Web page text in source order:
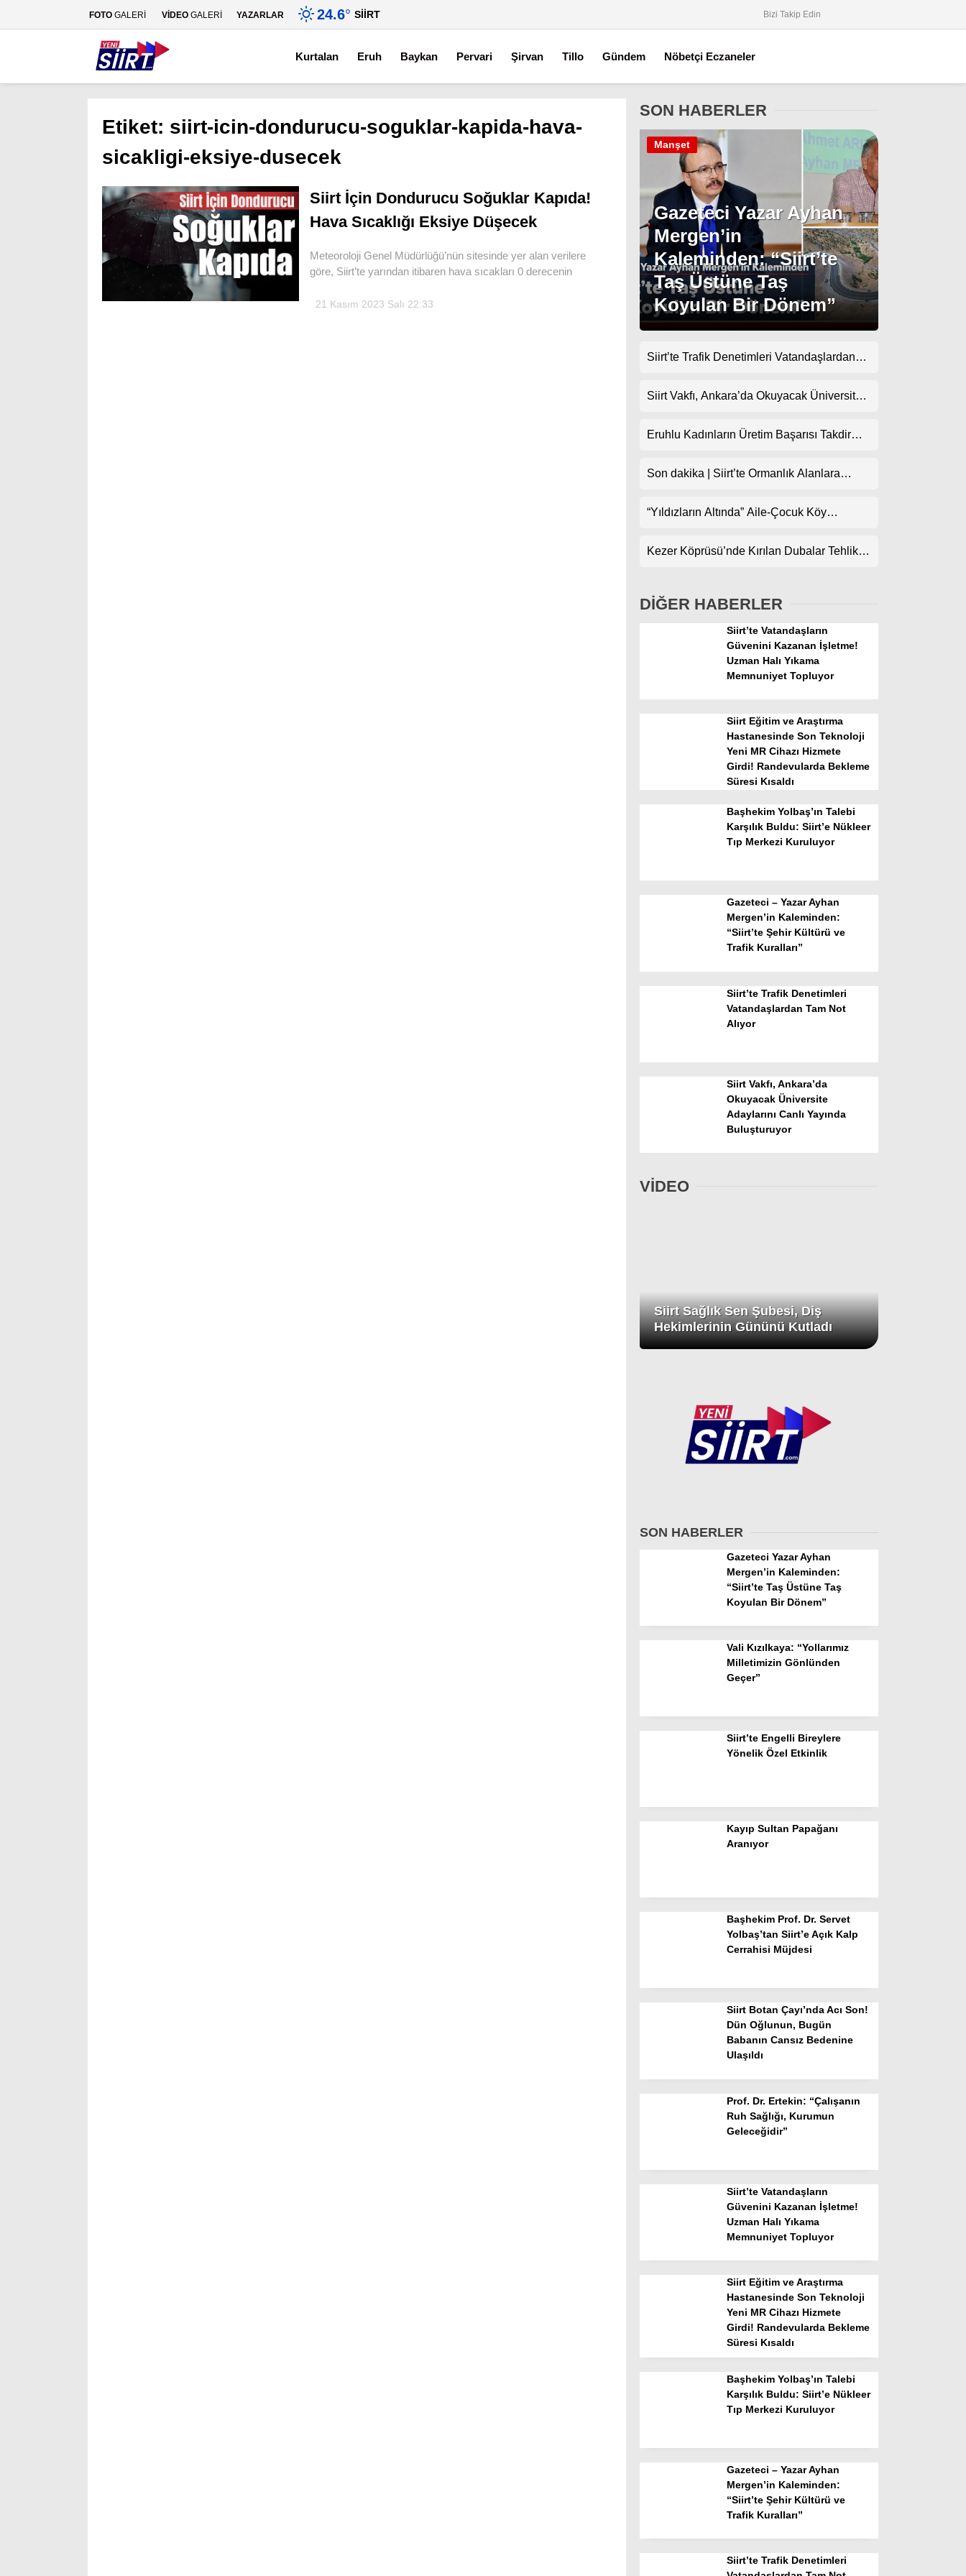
Gündem
Ekonomi
Spor
WhatsApp İhbar Hattı
FOTO GALERİ VİDEO GALERİ YAZARLAR 24.6° SIIRT Bizi Takip Edin
Kurtalan Eruh Baykan Pervari Şirvan Tillo Gündem Nöbetçi Eczaneler
Etiket: siirt-icin-dondurucu-soguklar-kapida-hava-
sicakligi-eksiye-dusecek
Siirt İçin Dondurucu Soğuklar Kapıda!
Hava Sıcaklığı Eksiye Düşecek
Meteoroloji Genel Müdürlüğü’nün sitesinde yer alan verilere
göre, Siirt’te yarından itibaren hava sıcakları 0 derecenin
21 Kasım 2023 Salı 22:33
SON HABERLER
Gazeteci Yazar Ayhan
Mergen’in
Kaleminden: “Siirt’te
Taş Üstüne Taş
Koyulan Bir Dönem”
Manşet
Siirt’te Trafik Denetimleri Vatandaşlardan
Siirt Vakfı, Ankara’da Okuyacak Üniversite
Eruhlu Kadınların Üretim Başarısı Takdir
Son dakika | Siirt’te Ormanlık Alanlara
“Yıldızların Altında” Aile-Çocuk Köy
Köylerindeki Çocuklarla Buluşuyor
Kezer Köprüsü’nde Kırılan Dubalar Tehlike
DİĞER HABERLER
Siirt’te Vatandaşların
Güvenini Kazanan İşletme!
Uzman Halı Yıkama
Memnuniyet Topluyor
Siirt Eğitim ve Araştırma
Hastanesinde Son Teknoloji
Yeni MR Cihazı Hizmete
Girdi! Randevularda Bekleme
Süresi Kısaldı
Başhekim Yolbaş’ın Talebi
Karşılık Buldu: Siirt’e Nükleer
Tıp Merkezi Kuruluyor
Gazeteci – Yazar Ayhan
Mergen’in Kaleminden:
“Siirt’te Şehir Kültürü ve
Trafik Kuralları”
Siirt’te Trafik Denetimleri
Vatandaşlardan Tam Not
Alıyor
Siirt Vakfı, Ankara’da
Okuyacak Üniversite
Adaylarını Canlı Yayında
Buluşturuyor
VİDEO
Siirt Sağlık Sen Şubesi, Diş
Hekimlerinin Gününü Kutladı
SON HABERLER
Gazeteci Yazar Ayhan
Mergen’in Kaleminden:
“Siirt’te Taş Üstüne Taş
Koyulan Bir Dönem”
Vali Kızılkaya: “Yollarımız
Milletimizin Gönlünden
Geçer”
Siirt’te Engelli Bireylere
Yönelik Özel Etkinlik
Kayıp Sultan Papağanı
Aranıyor
Başhekim Prof. Dr. Servet
Yolbaş’tan Siirt’e Açık Kalp
Cerrahisi Müjdesi
Siirt Botan Çayı’nda Acı Son!
Dün Oğlunun, Bugün
Babanın Cansız Bedenine
Ulaşıldı
Prof. Dr. Ertekin: “Çalışanın
Ruh Sağlığı, Kurumun
Geleceğidir”
Siirt’te Vatandaşların
Güvenini Kazanan İşletme!
Uzman Halı Yıkama
Memnuniyet Topluyor
Siirt Eğitim ve Araştırma
Hastanesinde Son Teknoloji
Yeni MR Cihazı Hizmete
Girdi! Randevularda Bekleme
Süresi Kısaldı
Başhekim Yolbaş’ın Talebi
Karşılık Buldu: Siirt’e Nükleer
Tıp Merkezi Kuruluyor
Gazeteci – Yazar Ayhan
Mergen’in Kaleminden:
“Siirt’te Şehir Kültürü ve
Trafik Kuralları”
Siirt’te Trafik Denetimleri